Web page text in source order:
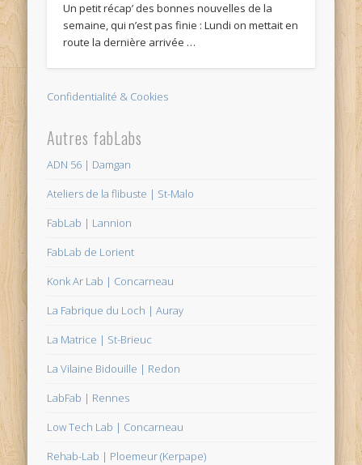
Un petit récap’ des bonnes nouvelles de la
semaine, qui n’est pas finie : Lundi on mettait en
route la dernière arrivée …
Confidentialité & Cookies
Autres fabLabs
ADN 56 | Damgan
Ateliers de la flibuste | St-Malo
FabLab | Lannion
FabLab de Lorient
Konk Ar Lab | Concarneau
La Fabrique du Loch | Auray
La Matrice | St-Brieuc
La Vilaine Bidouille | Redon
LabFab | Rennes
Low Tech Lab | Concarneau
Rehab-Lab | Ploemeur (Kerpape)